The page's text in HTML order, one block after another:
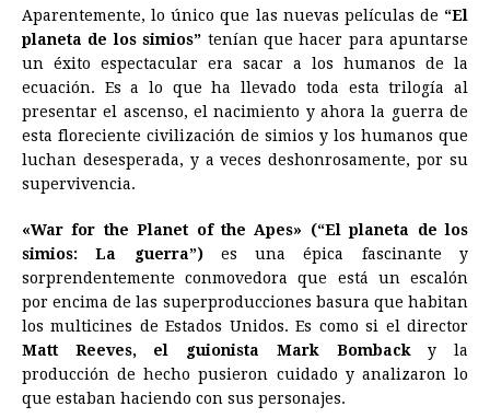
c
e
b
o
o
k
s
s
e
n
g
r
a
t
s
A
p
r
e
a
d
s
n
t
e
r
e
n
k
e
d
I
a
i
l
i
n
t
p
y
L
i
n
Aparentemente, lo único que las nuevas películas de “El
planeta de los simios” tenían que hacer para apuntarse
un éxito espectacular era sacar a los humanos de la
ecuación. Es a lo que ha llevado toda esta trilogía al
presentar el ascenso, el nacimiento y ahora la guerra de
esta floreciente civilización de simios y los humanos que
luchan desesperada, y a veces deshonrosamente, por su
supervivencia.
«War for the Planet of the Apes» (“El planeta de los
simios: La guerra”)es una épica fascinante y
sorprendentemente conmovedora que está un escalón
por encima de las superproducciones basura que habitan
los multicines de Estados Unidos. Es como si el director
Matt Reeves, el guionista Mark Bombacky la
producción de hecho pusieron cuidado y analizaron lo
que estaban haciendo con sus personajes.